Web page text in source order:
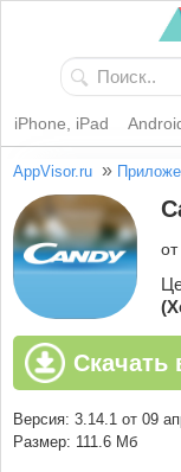
iPhone, iPad
AppVisor.ru »
Скачать
Версия: 3.14.1 от 09
Размер: 111.6 Мб